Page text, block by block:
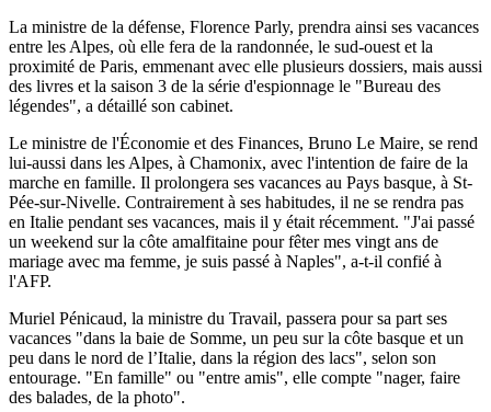
La ministre de la défense, Florence Parly, prendra ainsi ses vacances
entre les Alpes, où elle fera de la randonnée, le sud-ouest et la
proximité de Paris, emmenant avec elle plusieurs dossiers, mais aussi
des livres et la saison 3 de la série d'espionnage le "Bureau des
légendes", a détaillé son cabinet.
Le ministre de l'Économie et des Finances, Bruno Le Maire, se rend
lui-aussi dans les Alpes, à Chamonix, avec l'intention de faire de la
marche en famille. Il prolongera ses vacances au Pays basque, à St-
Pée-sur-Nivelle. Contrairement à ses habitudes, il ne se rendra pas
en Italie pendant ses vacances, mais il y était récemment. "J'ai passé
un weekend sur la côte amalfitaine pour fêter mes vingt ans de
mariage avec ma femme, je suis passé à Naples", a-t-il confié à
l'AFP.
Muriel Pénicaud, la ministre du Travail, passera pour sa part ses
vacances "dans la baie de Somme, un peu sur la côte basque et un
peu dans le nord de l’Italie, dans la région des lacs", selon son
entourage. "En famille" ou "entre amis", elle compte "nager, faire
des balades, de la photo".